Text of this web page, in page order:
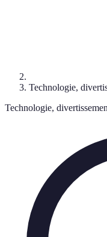
Technologie,
Technologie,